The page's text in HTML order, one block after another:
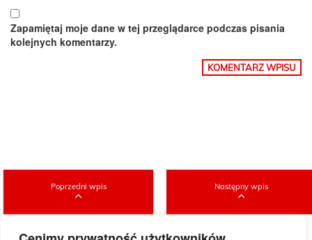
Zapamiętaj moje dane w tej przeglądarce podczas pisania
kolejnych komentarzy.
Poprzedni wpis Następny wpis